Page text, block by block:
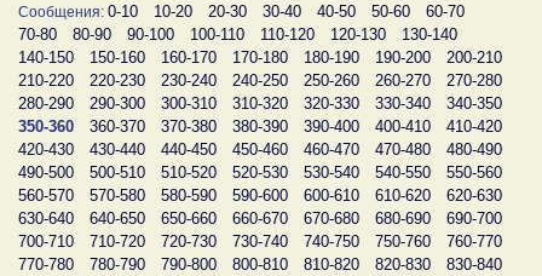
Сообщения: 0-10 10-20 20-30 30-40 40-50 50-60
60-70
70-80
80-90 90-100 100-110 110-120 120-130
130-140
140-150
150-160 160-170 170-180 180-190 190-200
200-210
210-220
220-230 230-240 240-250 250-260 260-270
270-280
280-290
290-300 300-310 310-320 320-330 330-340
340-350
350-360
360-370 370-380 380-390 390-400 400-410
410-420
420-430
430-440 440-450 450-460 460-470 470-480
480-490
490-500
500-510 510-520 520-530 530-540 540-550
550-560
560-570
570-580 580-590 590-600 600-610 610-620
620-630
630-640
640-650 650-660 660-670 670-680 680-690
690-700
700-710
710-720 720-730 730-740 740-750 750-760
760-770
770-780
780-790 790-800 800-810 810-820 820-830
830-840